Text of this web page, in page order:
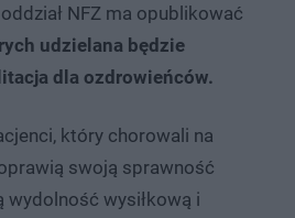
NFZ ma opublikować
udzielana będzie
dla ozdrowieńców.
który chorowali na
swoją sprawność
wydolność wysiłkową i